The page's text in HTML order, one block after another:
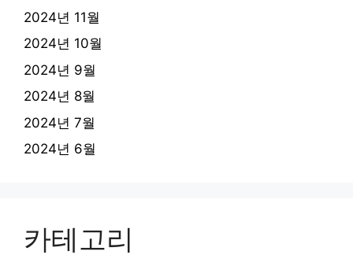
2024년 11월
2024년 10월
2024년 9월
2024년 8월
2024년 7월
2024년 6월
카테고리